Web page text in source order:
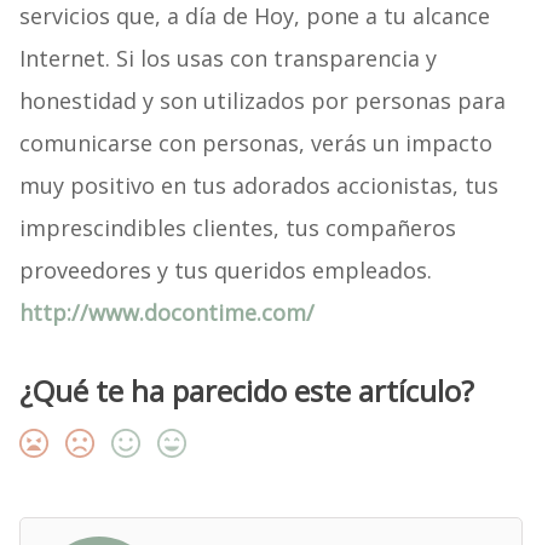
servicios que, a día de Hoy, pone a tu alcance
Internet. Si los usas con transparencia y
honestidad y son utilizados por personas para
comunicarse con personas, verás un impacto
muy positivo en tus adorados accionistas, tus
imprescindibles clientes, tus compañeros
proveedores y tus queridos empleados.
http://www.docontime.com/
¿Qué te ha parecido este artículo?